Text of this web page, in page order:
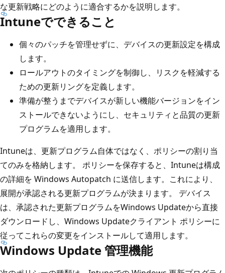
な更新戦略にどのように適合するかを説明します。
Intuneでできること
個々のパッチを管理せずに、デバイスの更新設定を構成
します。
ロールアウトのタイミングを制御し、リスクを軽減する
ための更新リングを定義します。
準備が整うまでデバイスが新しい機能バージョンをイン
ストールできないようにし、セキュリティと品質の更新
プログラムを適用します。
Intuneは、更新プログラム自体ではなく、ポリシーの割り当
てのみを格納します。 ポリシーを保存すると、Intuneは構成
の詳細を Windows Autopatch に送信します。これにより、
展開が承認される更新プログラムが決まります。 デバイス
は、承認された更新プログラムをWindows Updateから直接
ダウンロードし、Windows Updateクライアント ポリシーに
従ってこれらの変更をインストールして適用します。
Windows Update 管理機能